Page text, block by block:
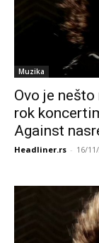
Muzika
Ovo je
rok
Against
Headliner.rs - 16/